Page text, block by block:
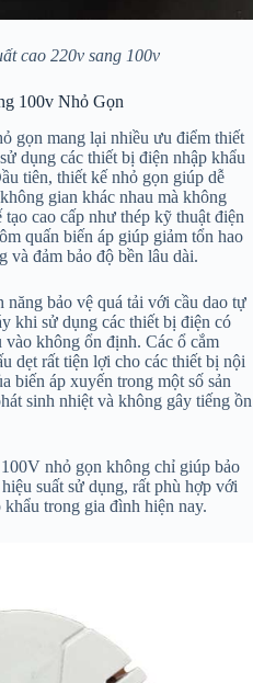
cao 220v sang 100v
100v Nhỏ Gọn
gọn mang lại nhiều ưu điểm thiết
dụng các thiết bị điện nhập khẩu
tiên, thiết kế nhỏ gọn giúp dễ
gian khác nhau mà không
cao cấp như thép kỹ thuật điện
quấn biến áp giúp giảm tổn hao
và đảm bảo độ bền lâu dài.
bảo vệ quá tải với cầu dao tự
khi sử dụng các thiết bị điện có
vào không ổn định. Các ổ cắm
dẹt rất tiện lợi cho các thiết bị nội
biến áp xuyến trong một số sản
sinh nhiệt và không gây tiếng ồn
nhỏ gọn không chỉ giúp bảo
suất sử dụng, rất phù hợp với
trong gia đình hiện nay.